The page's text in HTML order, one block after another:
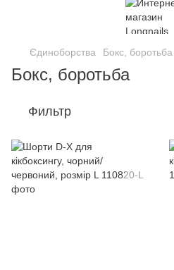
Єдиноборства Бокс, боротьба
Бокс, боротьба
Фильтр